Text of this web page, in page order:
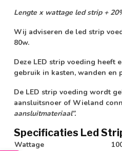
Lengte x wattage led strip +
Wij adviseren de led strip
80w.
Deze LED strip voeding heeft
gebruik in kasten, wanden
De LED strip voeding wordt
aansluitsnoer of Wieland
aansluitmateriaal”.
Specificaties Led
Wattage